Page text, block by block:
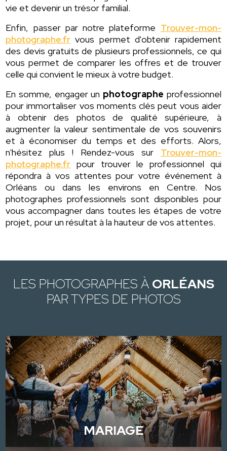
vie et devenir un trésor familial.
Enfin, passer par notre plateforme Trouver-mon-
photographe.fr vous permet d'obtenir rapidement
des devis gratuits de plusieurs professionnels, ce qui
vous permet de comparer les offres et de trouver
celle qui convient le mieux à votre budget.
En somme, engager un photographe professionnel
pour immortaliser vos moments clés peut vous aider
à obtenir des photos de qualité supérieure, à
augmenter la valeur sentimentale de vos souvenirs
et à économiser du temps et des efforts. Alors,
n'hésitez plus ! Rendez-vous sur Trouver-mon-
photographe.fr pour trouver le professionnel qui
répondra à vos attentes pour votre événement à
Orléans ou dans les environs en Centre. Nos
photographes professionnels sont disponibles pour
vous accompagner dans toutes les étapes de votre
projet, pour un résultat à la hauteur de vos attentes.
LES PHOTOGRAPHES À ORLÉANS
PAR TYPES DE PHOTOS
MARIAGE